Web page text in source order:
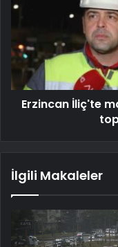
Erzincan İliç'te
İlgili Makaleler